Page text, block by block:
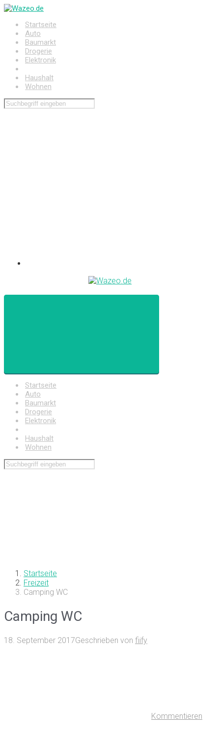
Zum
springenStartseite
Auto
Baumarkt
Drogerie
Elektronik
Haushalt
Wohnen
Startseite
Auto
Baumarkt
Drogerie
Elektronik
Haushalt
Wohnen
Startseite
Freizeit
Camping WC
Camping WC
18. September 2017Geschrieben von fiify
Kommentieren